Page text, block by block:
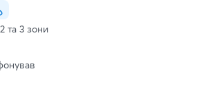
та 3 зони